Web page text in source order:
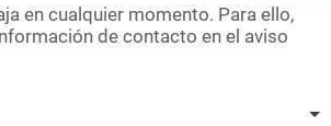
en cualquier momento. Para ello,
de contacto en el aviso